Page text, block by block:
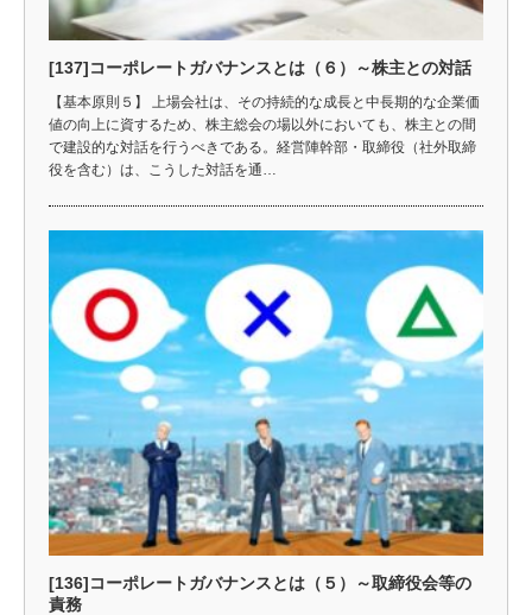
[137]コーポレートガバナンスとは（６）～株主との対話
【基本原則５】 上場会社は、その持続的な成長と中長期的な企業価
値の向上に資するため、株主総会の場以外においても、株主との間
で建設的な対話を行うべきである。経営陣幹部・取締役（社外取締
役を含む）は、こうした対話を通…
[136]コーポレートガバナンスとは（５）～取締役会等の
責務